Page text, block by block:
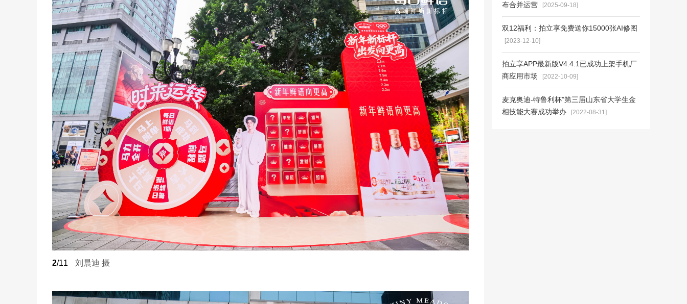
2/11 刘晨迪 摄
布合并运营
[2025-09-18]
双12福利：拍立享免费送你15000张AI修图
[2023-12-10]
拍立享APP最新版V4.4.1已成功上架手机厂
商应用市场
[2022-10-09]
麦克奥迪-特鲁利杯”第三届山东省大学生金
相技能大赛成功举办
[2022-08-31]